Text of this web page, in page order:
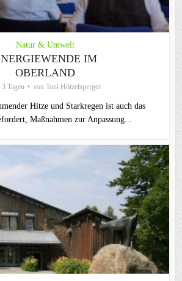
Natur & Umwelt
IM
OBERLAND
Tagen von Toni Hötzelsperger
Hitze und Starkregen ist auch das
Maßnahmen zur Anpassung...